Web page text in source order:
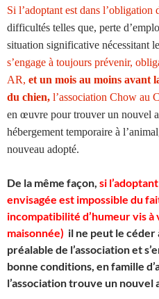
Si l’adoptant est dans l’obligation
difficultés telles que, perte
situation significative nécessitant
s’engage à toujours prévenir,
AR, et un mois au moins avant
du chien, l’association Chow au
en œuvre pour trouver un nouvel
hébergement temporaire à
nouveau adopté.
De la même façon, si
envisagée est impossible du
incompatibilité d’humeur vis à
maisonnée) il ne peut le céder
préalable de l’association et
bonne conditions, en famille
l’association trouve un